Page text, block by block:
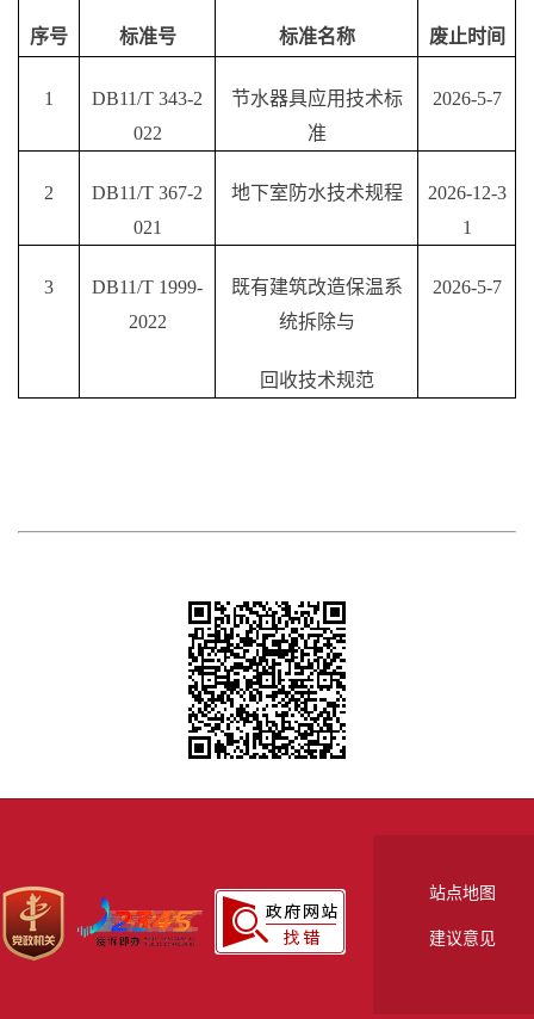
序号 标准号 标准名称 废止时间
1
DB11/T 343-2
022
节水器具应用技术标
准
2026-5-7
2
DB11/T 367-2
021
地下室防水技术规程 2026-12-3
1
3
DB11/T 1999-
2022
既有建筑改造保温系
统拆除与
回收技术规范
2026-5-7
站点地图
建议意见